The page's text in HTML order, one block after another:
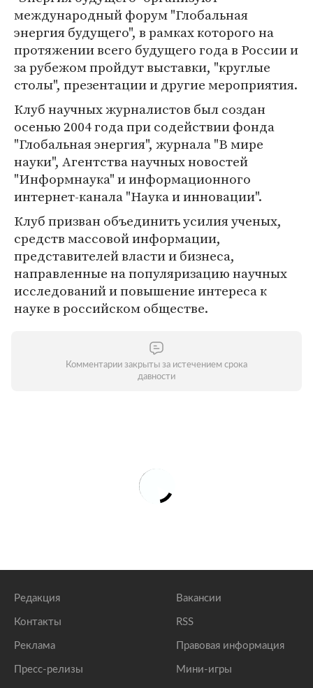
международный форум "Глобальная
энергия будущего", в рамках которого на
протяжении всего будущего года в России и
за рубежом пройдут выставки, "круглые
столы", презентации и другие мероприятия.
Клуб научных журналистов был создан
осенью 2004 года при содействии фонда
"Глобальная энергия", журнала "В мире
науки", Агентства научных новостей
"Информнаука" и информационного
интернет-канала "Наука и инновации".
Клуб призван объединить усилия ученых,
средств массовой информации,
представителей власти и бизнеса,
направленные на популяризацию научных
исследований и повышение интереса к
науке в российском обществе.
Комментарии закрыты за истечением срока
давности
Редакция
Контакты
Реклама
Пресс-релизы
Вакансии
RSS
Правовая информация
Мини-игры